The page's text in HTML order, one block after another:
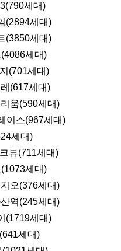
세대)
(2894세대)
(3850세대)
세대)
(701세대)
(617세대)
움(590세대)
이스(967세대)
세대)
뷰(711세대)
세대)
오(376세대)
역(245세대)
(1719세대)
세대)